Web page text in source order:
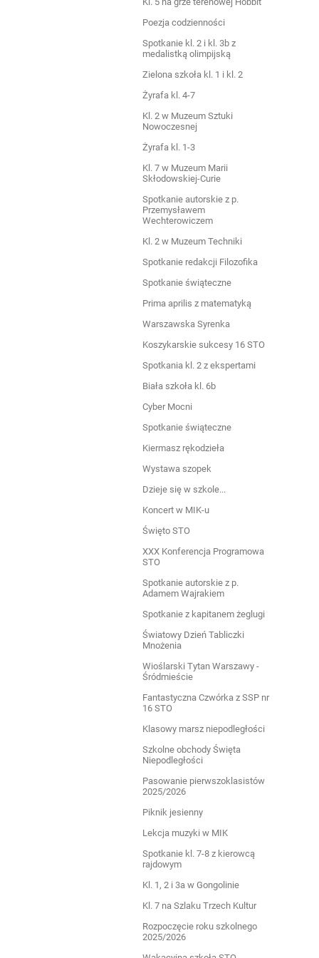
Poezja codzienności
Spotkanie kl. 2 i kl. 3b z
medalistką olimpijską
Zielona szkoła kl. 1 i kl. 2
Żyrafa kl. 4-7
Kl. 2 w Muzeum Sztuki
Nowoczesnej
Żyrafa kl. 1-3
Kl. 7 w Muzeum Marii
Skłodowskiej-Curie
Spotkanie autorskie z p.
Przemysławem
Wechterowiczem
Kl. 2 w Muzeum Techniki
Spotkanie redakcji Filozofika
Spotkanie świąteczne
Prima aprilis z matematyką
Warszawska Syrenka
Koszykarskie sukcesy 16 STO
Spotkania kl. 2 z ekspertami
Biała szkoła kl. 6b
Cyber Mocni
Spotkanie świąteczne
Kiermasz rękodzieła
Wystawa szopek
Dzieje się w szkole...
Koncert w MIK-u
Święto STO
XXX Konferencja Programowa
STO
Spotkanie autorskie z p.
Adamem Wajrakiem
Spotkanie z kapitanem żeglugi
Światowy Dzień Tabliczki
Mnożenia
Wioślarski Tytan Warszawy -
Śródmieście
Fantastyczna Czwórka z SSP nr
16 STO
Klasowy marsz niepodległości
Szkolne obchody Święta
Niepodległości
Pasowanie pierwszoklasistów
2025/2026
Piknik jesienny
Lekcja muzyki w MIK
Spotkanie kl. 7-8 z kierowcą
rajdowym
Kl. 1, 2 i 3a w Gongolinie
Kl. 7 na Szlaku Trzech Kultur
Rozpoczęcie roku szkolnego
2025/2026